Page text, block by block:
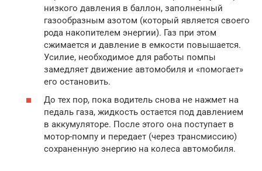
низкого давления в баллон, заполненный
газообразным азотом (который является своего
рода накопителем энергии). Газ при этом
сжимается и давление в емкости повышается.
Усилие, необходимое для работы помпы
замедляет движение автомобиля и «помогает»
его остановить.
До тех пор, пока водитель снова не нажмет на
педаль газа, жидкость остается под давлением
в аккумуляторе. После этого она поступает в
мотор-помпу и передает (через трансмиссию)
сохраненную энергию на колеса автомобиля.